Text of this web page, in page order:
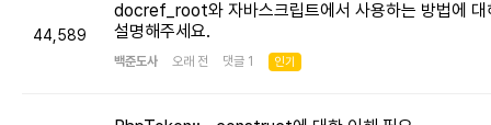
44,589
docref_root와 자바스크립트에서 사용하는 방법에 대
설명해주세요.
백준도사 오래 전 댓글 1 인기